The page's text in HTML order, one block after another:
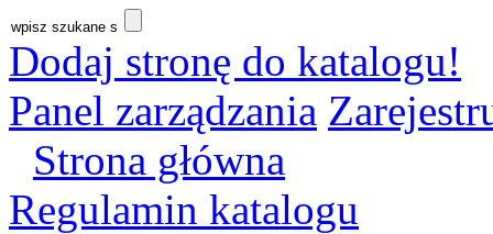
Dodaj stronę do katalogu!
Panel zarządzania
Strona główna
Regulamin katalogu